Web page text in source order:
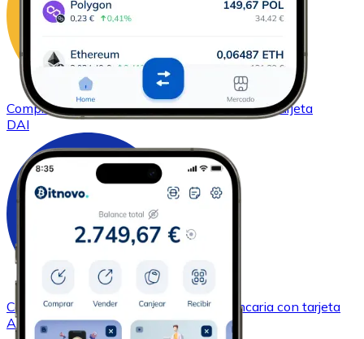
ComprarDAIcon transferencia bancariacon tarjeta
DAI
ComprarCardanocon transferencia bancaria con tarjeta
ADA